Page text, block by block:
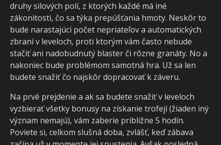
druhy silových polí, z ktorých každé má iné
zákonitosti, čo sa týka prepúšťania hmoty. Neskôr to
bude narastajúci počet nepriateľov a automatických
zbraní v leveloch, proti ktorým vám často nebude
stačiť ani nadobudnutý blaster či rôzne granáty. No a
nakoniec bude problémom samotná hra. Už sa len
budete snažiť čo najskôr dopracovať k záveru.
Na prvé prejdenie a ak sa budete snažiť v leveloch
vyzbierať všetky bonusy na získanie trofejí (žiaden iný
význam nemajú), vám zaberie približne 5 hodín.
Poviete si, celkom slušná doba, zvlášť, keď zábava